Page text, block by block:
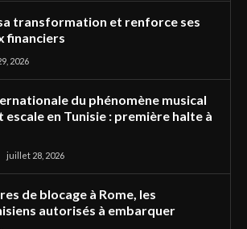
transformation et renforce ses
financiers
2026
du phénomène musical
en Tunisie : première halte à
juillet 28, 2026
de blocage à Rome, les
autorisés à embarquer